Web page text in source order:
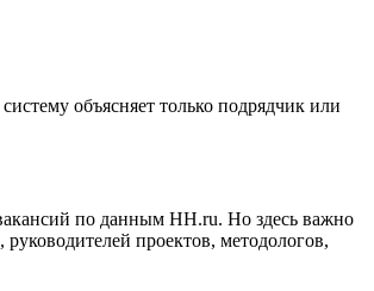
объясняет только подрядчик или
по данным HH.ru. Но здесь важно
проектов, методологов,